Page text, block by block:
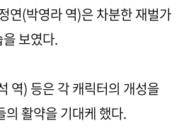
연(박영라 역)은 차분한 재벌가
보였다.
역) 등은 각 캐릭터의 개성을
활약을 기대케 했다.